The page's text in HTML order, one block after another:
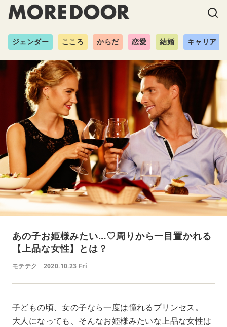
ジェンダー こころ からだ 恋愛 結婚 キャリア
あの子お姫様みたい…♡周りから一目置かれる
【上品な女性】とは？
モテテク 2020.10.23 Fri
子どもの頃、女の子なら一度は憧れるプリンセス。
大人になっても、そんなお姫様みたいな上品な女性は